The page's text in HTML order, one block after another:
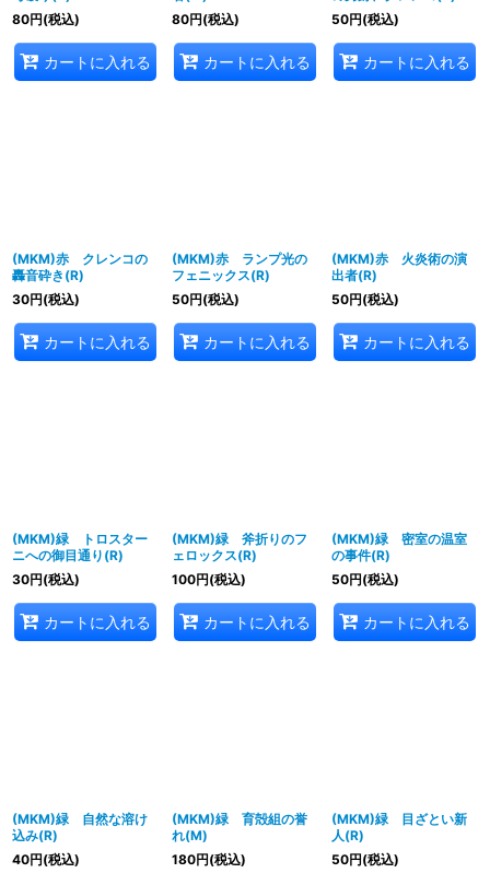
80円(税込)
カートに入れる
80円(税込)
カートに入れる
50円(税込)
カートに入れる
(MKM)赤 クレンコの
轟音砕き(R)
30円(税込)
カートに入れる
(MKM)赤 ランプ光の
フェニックス(R)
50円(税込)
カートに入れる
(MKM)赤 火炎術の演
出者(R)
50円(税込)
カートに入れる
(MKM)緑 トロスター
ニへの御目通り(R)
30円(税込)
カートに入れる
(MKM)緑 斧折りのフ
ェロックス(R)
100円(税込)
カートに入れる
(MKM)緑 密室の温室
の事件(R)
50円(税込)
カートに入れる
(MKM)緑 自然な溶け
込み(R)
40円(税込)
(MKM)緑 育殻組の誉
れ(M)
180円(税込)
(MKM)緑 目ざとい新
人(R)
50円(税込)